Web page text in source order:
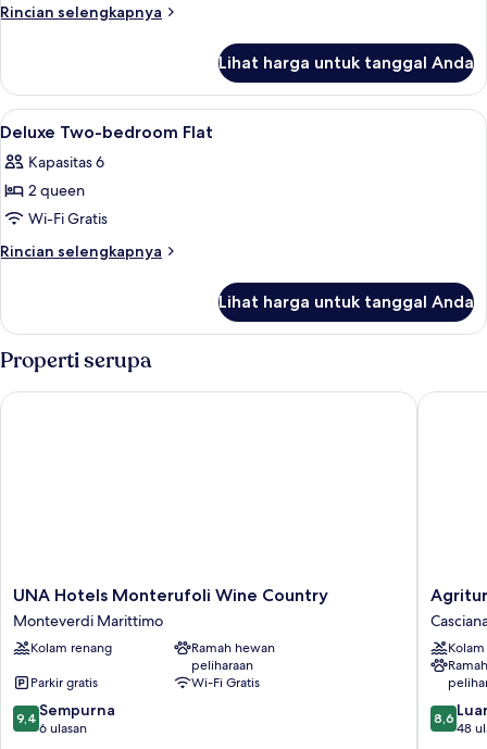
Rincian selengkapnya
Rincian
Kamar
Lihat harga untuk tanggal Anda
Lihat
semua
foto
untuk
Deluxe
Two-
Ruang kerja ramah laptop, Wi-Fi
50
Deluxe Two-bedroom Flat
Kapasitas 6
2 queen
Wi-Fi Gratis
Rincian selengkapnya
Rincian
Deluxe
Two-
bedroom
Flat
Lihat harga untuk tanggal Anda
Properti serupa
UNA
Hotels
Monterufoli
Wine
Monteverdi
Marittimo
UNA Hotels Monterufoli Wine Country
Monteverdi Marittimo
Kolam renang
Ramah hewan
peliharaan
Parkir gratis
Wi-Fi Gratis
9.4
dari
9,4 Sempurna
6 ulasan
UNA Hotels Monterufoli Wine Country
Podere
Bucine
Basso
Casciana
Terme
Lari
8.6
dari
8,6
48